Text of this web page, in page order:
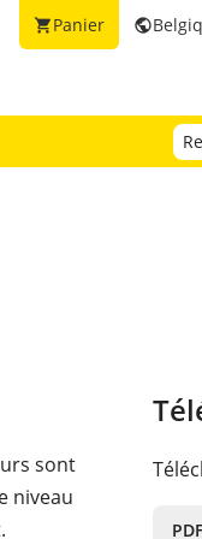
public
shopping_cartPanier
sont
niveau